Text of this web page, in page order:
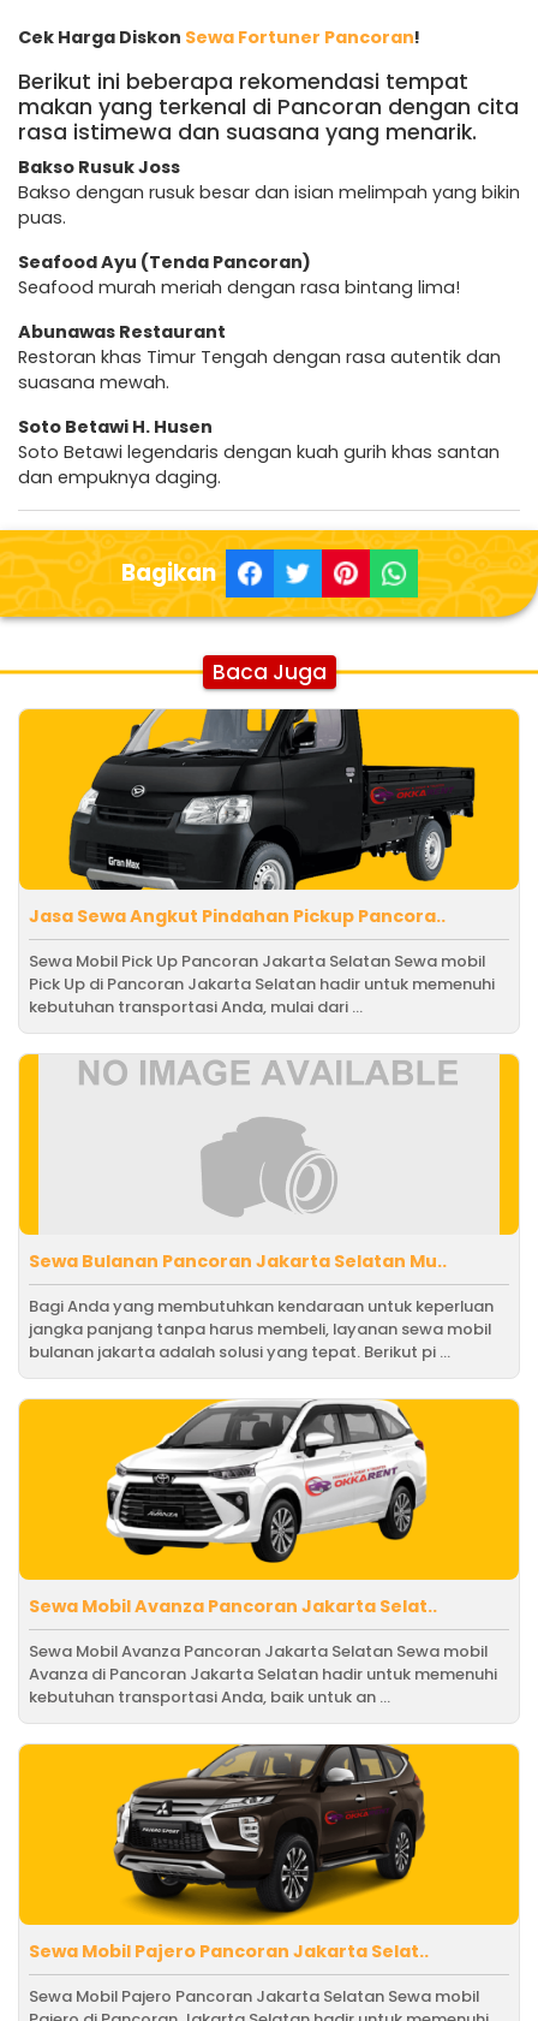
Cek Harga Diskon Sewa Fortuner Pancoran!
Berikut ini beberapa rekomendasi tempat
makan yang terkenal di Pancoran dengan cita
rasa istimewa dan suasana yang menarik.
Bakso Rusuk Joss
Bakso dengan rusuk besar dan isian melimpah yang bikin
puas.
Seafood Ayu (Tenda Pancoran)
Seafood murah meriah dengan rasa bintang lima!
Abunawas Restaurant
Restoran khas Timur Tengah dengan rasa autentik dan
suasana mewah.
Soto Betawi H. Husen
Soto Betawi legendaris dengan kuah gurih khas santan
dan empuknya daging.
Bagikan
Baca Juga
Jasa Sewa Angkut Pindahan Pickup Pancora..
Sewa Mobil Pick Up Pancoran Jakarta Selatan Sewa mobil
Pick Up di Pancoran Jakarta Selatan hadir untuk memenuhi
kebutuhan transportasi Anda, mulai dari ...
Sewa Bulanan Pancoran Jakarta Selatan Mu..
Bagi Anda yang membutuhkan kendaraan untuk keperluan
jangka panjang tanpa harus membeli, layanan sewa mobil
bulanan jakarta adalah solusi yang tepat. Berikut pi ...
Sewa Mobil Avanza Pancoran Jakarta Selat..
Sewa Mobil Avanza Pancoran Jakarta Selatan Sewa mobil
Avanza di Pancoran Jakarta Selatan hadir untuk memenuhi
kebutuhan transportasi Anda, baik untuk an ...
Sewa Mobil Pajero Pancoran Jakarta Selat..
Sewa Mobil Pajero Pancoran Jakarta Selatan Sewa mobil